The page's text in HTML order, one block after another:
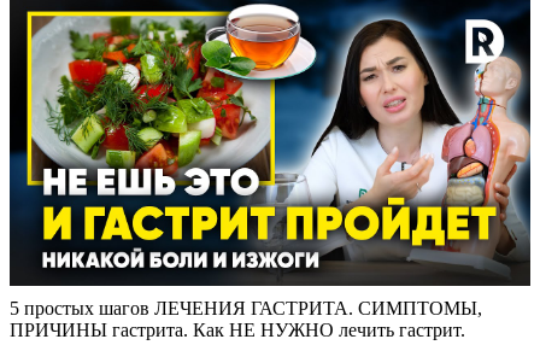
5 простых шагов ЛЕЧЕНИЯ ГАСТРИТА. СИМПТОМЫ,
ПРИЧИНЫ гастрита. Как НЕ НУЖНО лечить гастрит.